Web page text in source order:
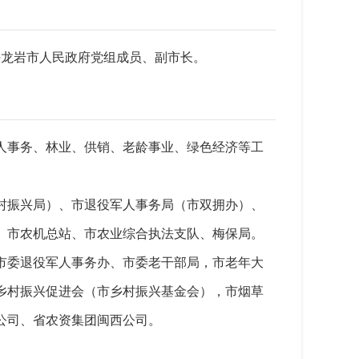
岩市人民政府党组成员、副市长。
务、林业、供销、老龄事业、绿色经济等工
兴局）、市退役军人事务局（市双拥办）、
农机总站、市农业综合执法支队、梅保局。
退役军人事务办、市委老干部局，市老年大
振兴促进会（市乡村振兴基金会），市烟草
、省农资集团闽西公司。